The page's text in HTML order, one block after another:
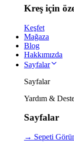
Kreş için
Keşfet
Mağaza
Blog
Hakkımızda
Sayfalar
Sayfalar
Yardım &
Sayfalar
→ Sepeti